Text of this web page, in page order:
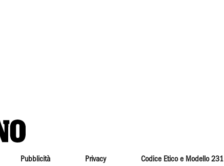
Pubblicità Privacy Codice Etico e Modello 231